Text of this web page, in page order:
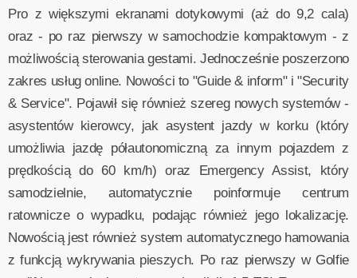
Pro z większymi ekranami dotykowymi (aż do 9,2 cala)
oraz - po raz pierwszy w samochodzie kompaktowym - z
możliwością sterowania gestami. Jednocześnie poszerzono
zakres usług online. Nowości to "Guide & inform" i "Security
& Service". Pojawił się również szereg nowych systemów -
asystentów kierowcy, jak asystent jazdy w korku (który
umożliwia jazdę półautonomiczną za innym pojazdem z
prędkością do 60 km/h) oraz Emergency Assist, który
samodzielnie, automatycznie poinformuje centrum
ratownicze o wypadku, podając również jego lokalizację.
Nowością jest również system automatycznego hamowania
z funkcją wykrywania pieszych. Po raz pierwszy w Golfie